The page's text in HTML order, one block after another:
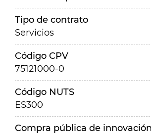
Tipo de contrato
Servicios
Código CPV
75121000-0
Código NUTS
ES300
Compra pública de innovación